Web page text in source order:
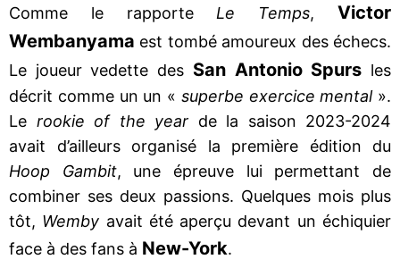
Comme le rapporte Le Temps,Victor
Wembanyama est tombé amoureux des échecs.
Le joueur vedette des San Antonio Spurs les
décrit comme un un « superbe exercice mental».
Le rookie of the year de la saison 2023-2024
avait d’ailleurs organisé la première édition du
Hoop Gambit, une épreuve lui permettant de
combiner ses deux passions. Quelques mois plus
tôt, Wemby avait été aperçu devant un échiquier
face à des fans à New-York.